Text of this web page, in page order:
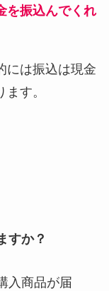
を振込んでくれ
には振込は現金
す。
すか？
入商品が届